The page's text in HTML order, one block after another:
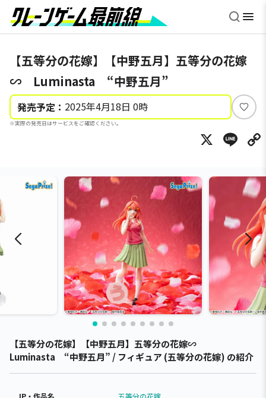
【五等分の花嫁】【中野五月】五等分の花嫁
∽ Luminasta “中野五月”
発売予定： 2025年4月18日 0時
※実際の発売日はサービスをご確認ください。
い
ね
X
【五等分の花嫁】【中野五月】五等分の花嫁∽
Luminasta “中野五月” / フィギュア (五等分の花嫁) の紹介